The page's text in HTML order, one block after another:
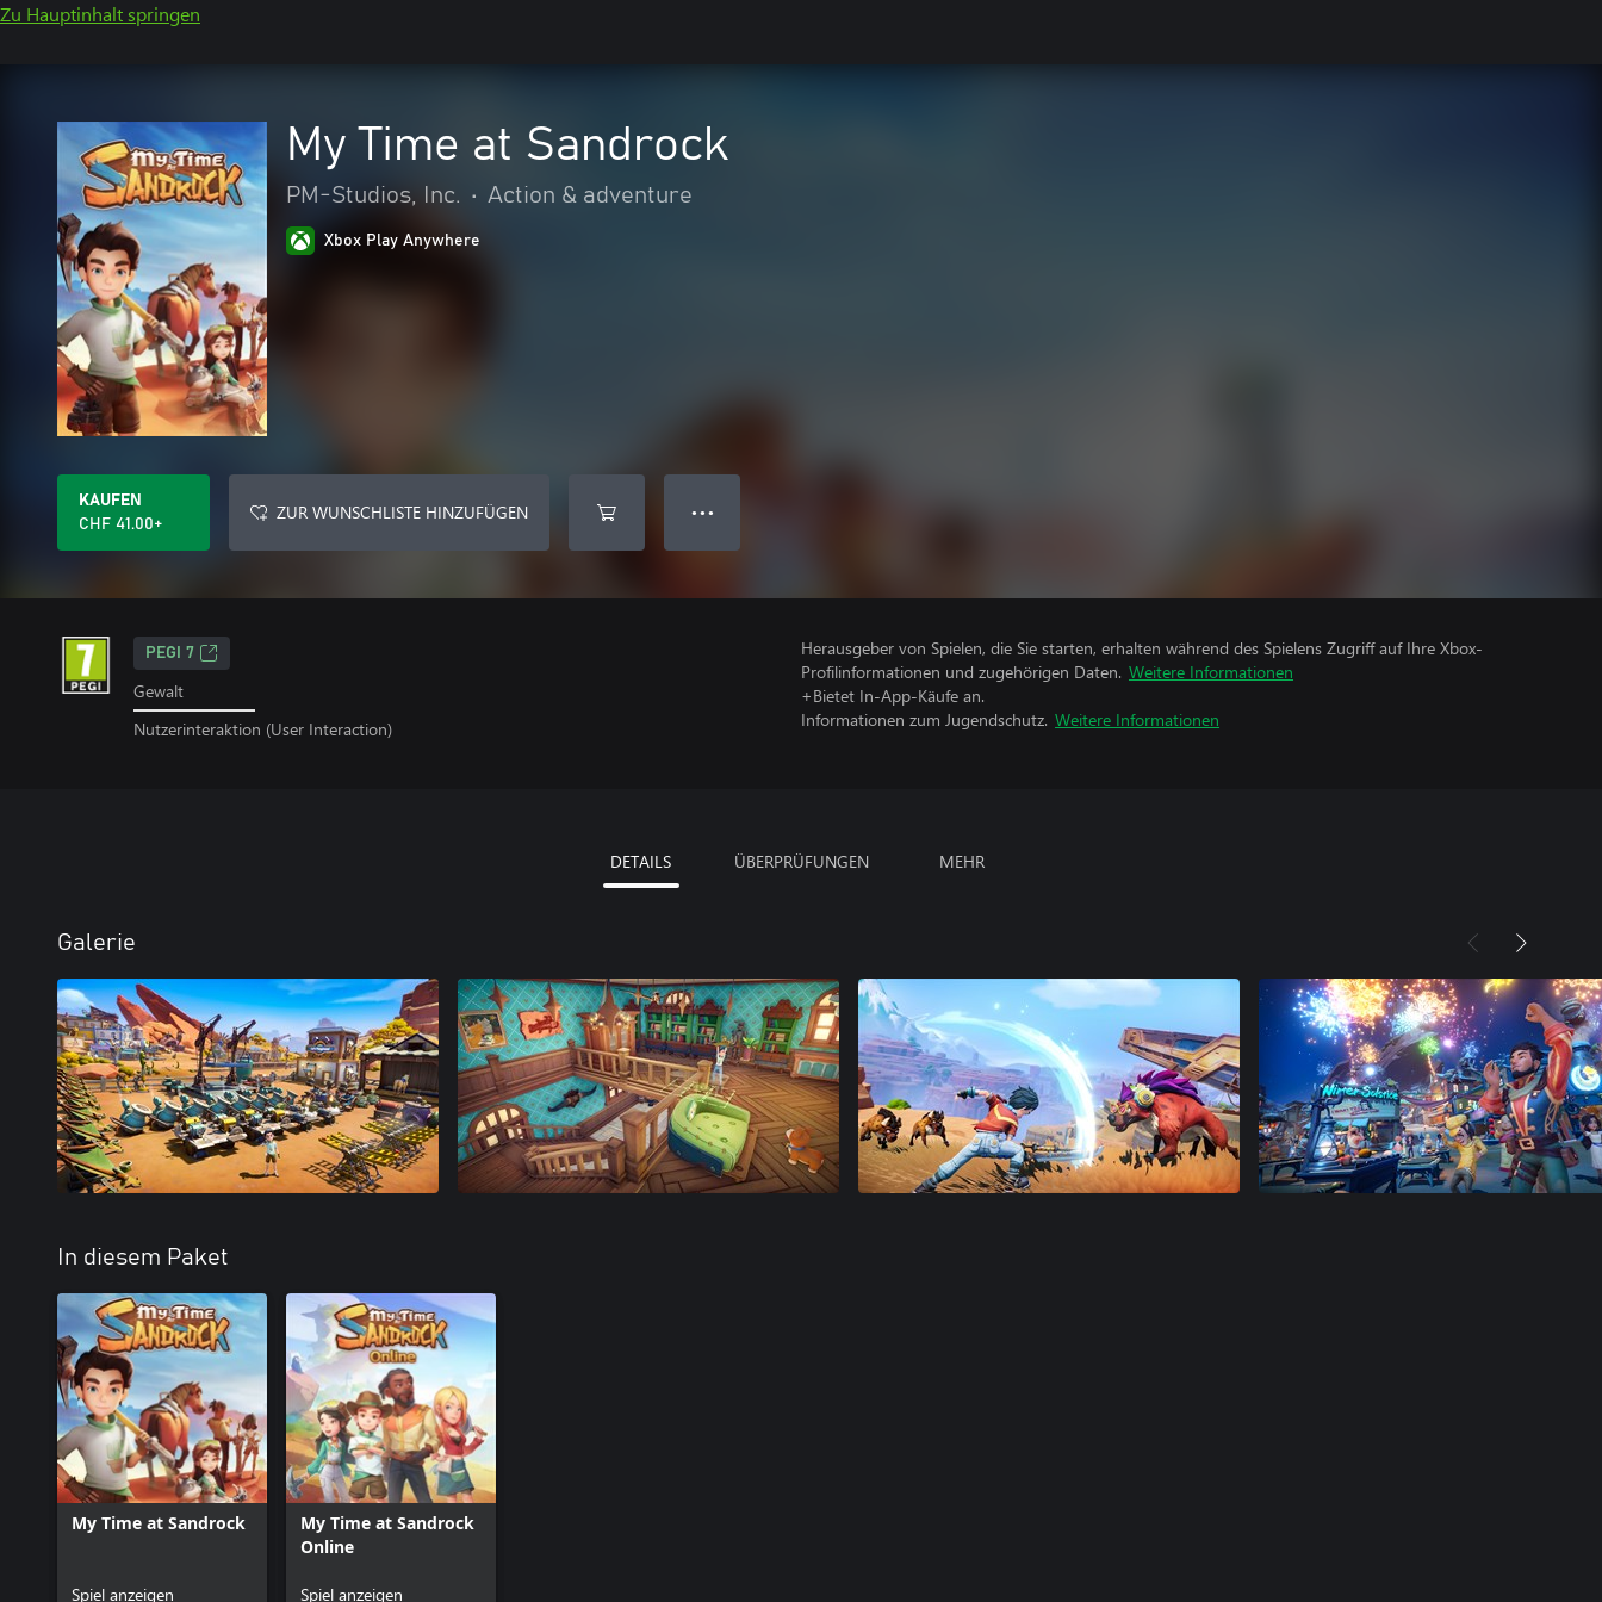
Zu Hauptinhalt springen
My Time at Sandrock
PM-Studios, Inc. • Action & adventure
Xbox Play Anywhere
KAUFEN
CHF 41.00+
ZUR WUNSCHLISTE HINZUFÜGEN ● ● ●
PEGI 7
Gewalt
Nutzerinteraktion (User Interaction)
Herausgeber von Spielen, die Sie starten, erhalten während des Spielens Zugriff auf Ihre Xbox-
Profilinformationen und zugehörigen Daten. Weitere Informationen
+Bietet In-App-Käufe an.
Informationen zum Jugendschutz. Weitere Informationen
DETAILS ÜBERPRÜFUNGEN MEHR
Galerie
In diesem Paket
My Time at Sandrock
Spiel anzeigen
My Time at Sandrock
Online
Spiel anzeigen